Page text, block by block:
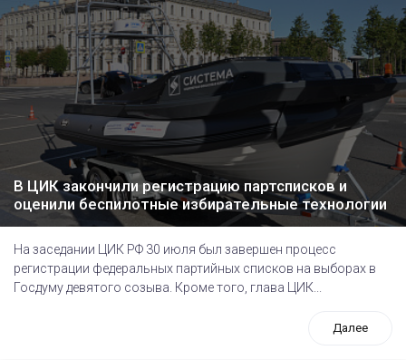
В ЦИК закончили регистрацию партсписков и
оценили беспилотные избирательные технологии
На заседании ЦИК РФ 30 июля был завершен процесс
регистрации федеральных партийных списков на выборах в
Госдуму девятого созыва. Кроме того, глава ЦИК...
Далее